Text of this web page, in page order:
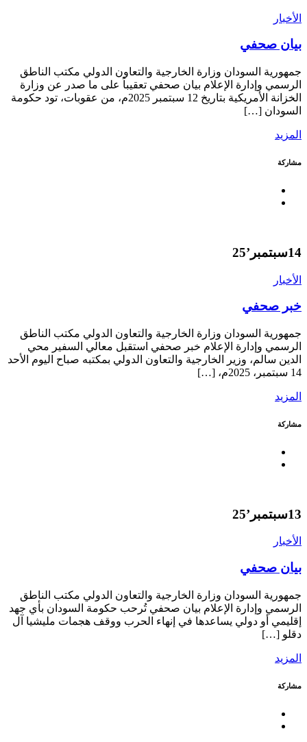
الأخبار
بيان صحفي
جمهورية السودان وزارة الخارجية والتعاون الدولي مكتب الناطق
الرسمي وإدارة الإعلام بيان صحفي تعقيباً على ما صدر عن وزارة
الخزانة الأمريكية بتاريخ 12 سبتمبر 2025م، من عقوبات، تود حكومة
السودان […]
المزيد
مشاركة
14سبتمبر’25
الأخبار
خبر صحفي
جمهورية السودان وزارة الخارجية والتعاون الدولي مكتب الناطق
الرسمي وإدارة الإعلام خبر صحفي استقبل معالي السفير محي
الدين سالم، وزير الخارجية والتعاون الدولي بمكتبه صباح اليوم الأحد
14 سبتمبر، 2025م، […]
المزيد
مشاركة
13سبتمبر’25
الأخبار
بيان صحفي
جمهورية السودان وزارة الخارجية والتعاون الدولي مكتب الناطق
الرسمي وإدارة الإعلام بيان صحفي تُرحب حكومة السودان بأي جهد
إقليمي أو دولي يساعدها في إنهاء الحرب ووقف هجمات مليشيا آل
دقلو […]
المزيد
مشاركة